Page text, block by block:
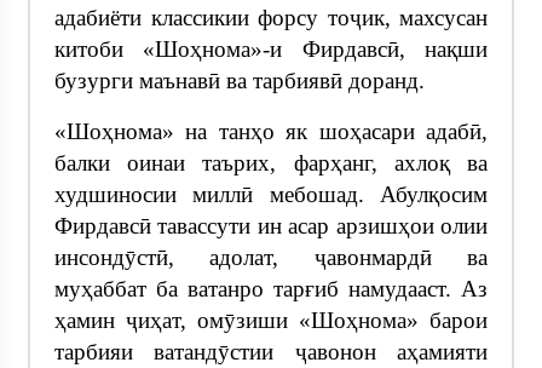
адабиёти классикии форсу тоҷик, махсусан
китоби «Шоҳнома»-и Фирдавсӣ, нақши
бузурги маънавӣ ва тарбиявӣ доранд.
«Шоҳнома» на танҳо як шоҳасари адабӣ,
балки оинаи таърих, фарҳанг, ахлоқ ва
худшиносии миллӣ мебошад. Абулқосим
Фирдавсӣ тавассути ин асар арзишҳои олии
инсондӯстӣ, адолат, ҷавонмардӣ ва
муҳаббат ба ватанро тарғиб намудааст. Аз
ҳамин ҷиҳат, омӯзиши «Шоҳнома» барои
тарбияи ватандӯстии ҷавонон аҳамияти